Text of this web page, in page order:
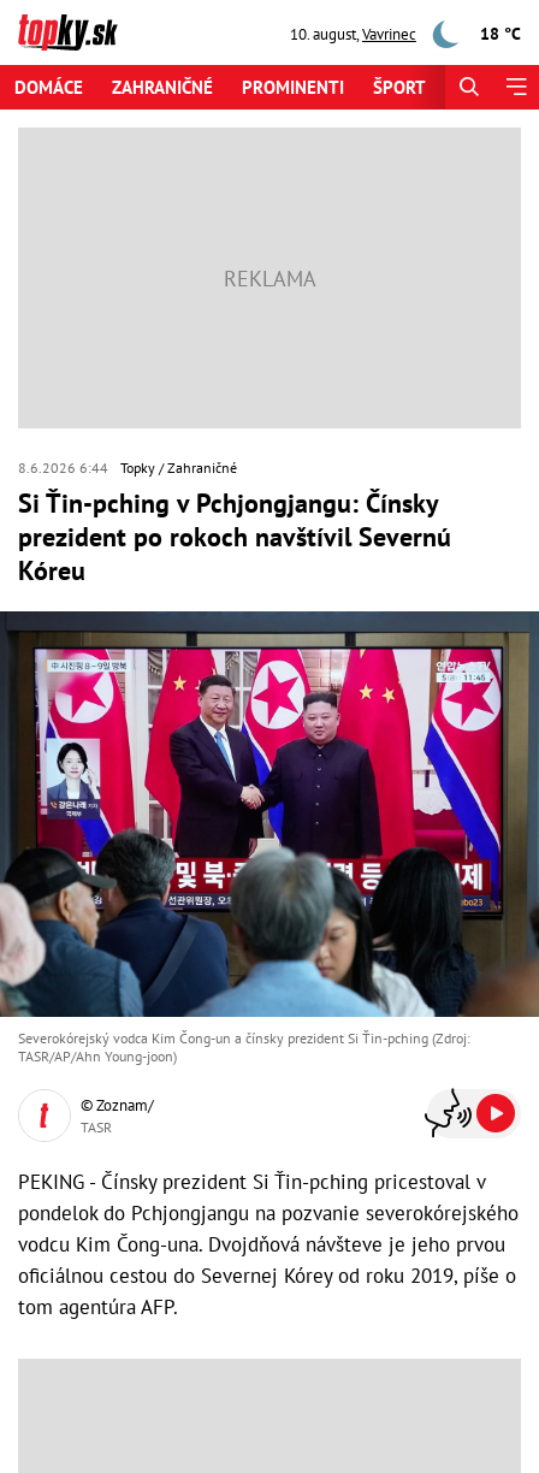
10. august,Vavrinec 18 °C
DOMÁCE ZAHRANIČNÉ PROMINENTI ŠPORT
8.6.2026 6:44 Topky Zahraničné
Si Ťin-pching v Pchjongjangu: Čínsky
prezident po rokoch navštívil Severnú
Kóreu
Severokórejský vodca Kim Čong-un a čínsky prezident Si Ťin-pching (Zdroj:
TASR/AP/Ahn Young-joon)
© Zoznam/
TASR
PEKING - Čínsky prezident Si Ťin-pching pricestoval v
pondelok do Pchjongjangu na pozvanie severokórejského
vodcu Kim Čong-una. Dvojdňová návšteve je jeho prvou
oficiálnou cestou do Severnej Kórey od roku 2019, píše o
tom agentúra AFP.